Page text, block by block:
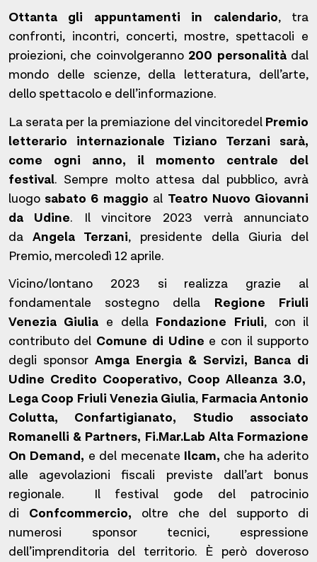
Ottanta gli appuntamenti in calendario, tra
confronti, incontri, concerti, mostre, spettacoli e
proiezioni, che coinvolgeranno200 personalità dal
mondo delle scienze, della letteratura, dell’arte,
dello spettacolo e dell’informazione.
La serata per la premiazione del vincitoredelPremio
letterario internazionale Tiziano Terzani sarà,
come ogni anno, il momento centrale del
festival. Sempre molto attesa dal pubblico, avrà
luogo sabato 6 maggio al Teatro Nuovo Giovanni
da Udine. Il vincitore 2023 verrà annunciato
da Angela Terzani, presidente della Giuria del
Premio, mercoledì 12 aprile.
Vicino/lontano 2023 si realizza grazie al
fondamentale sostegno della Regione Friuli
Venezia Giulia e dellaFondazione Friuli, con il
contributo del Comune di Udine e con il supporto
degli sponsor Amga Energia & Servizi, Banca di
Udine Credito Cooperativo, Coop Alleanza 3.0,
Lega Coop Friuli Venezia Giulia, Farmacia Antonio
Colutta, Confartigianato, Studio associato
Romanelli & Partners, Fi.Mar.Lab Alta Formazione
On Demand, e del mecenate Ilcam, che ha aderito
alle agevolazioni fiscali previste dall’art bonus
regionale. Il festival gode del patrocinio
di Confcommercio, oltre che del supporto di
numerosi sponsor tecnici, espressione
dell’imprenditoria del territorio. È però doveroso